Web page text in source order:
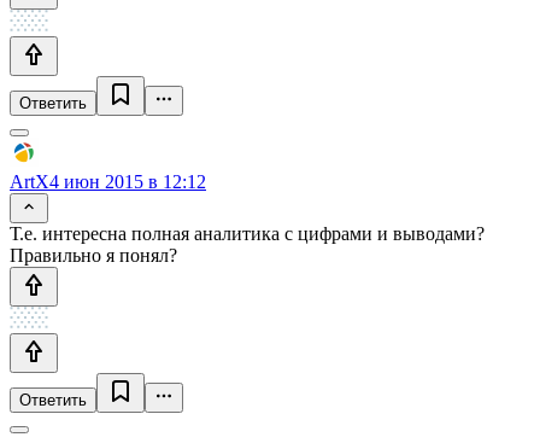
Ответить
ArtX4 июн 2015 в 12:12
Т.е. интересна полная аналитика с цифрами и выводами?
Правильно я понял?
Ответить